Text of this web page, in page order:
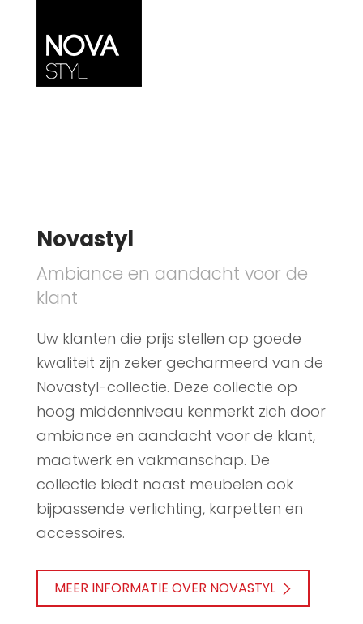
Novastyl
Ambiance en aandacht voor de
klant
Uw klanten die prijs stellen op goede
kwaliteit zijn zeker gecharmeerd van de
Novastyl-collectie. Deze collectie op
hoog middenniveau kenmerkt zich door
ambiance en aandacht voor de klant,
maatwerk en vakmanschap. De
collectie biedt naast meubelen ook
bijpassende verlichting, karpetten en
accessoires.
MEER INFORMATIE OVER NOVASTYL